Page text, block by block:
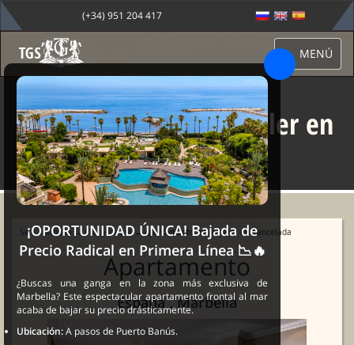
(+34) 951 204 417
MENÚ
Apartamento en Alquiler en
Cancelada
Sale Marbella →Propiedades→ Apartamento en Alquiler en Cancelada
Apartamento
España , Marbella
¡OPORTUNIDAD ÚNICA! Bajada de
Precio Radical en Primera Línea 📉🔥
¿Buscas una ganga en la zona más exclusiva de
Marbella? Este espectacular apartamento frontal al mar
acaba de bajar su precio drásticamente.
Ubicación:A pasos de Puerto Banús.